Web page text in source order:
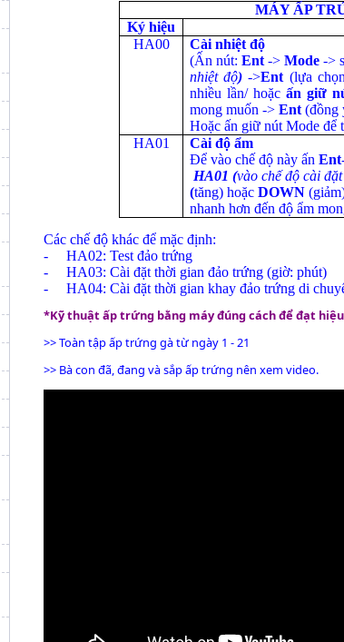
MÁY ẤP
Ký hiệu
HA00
Cài nhiệt độ
(Ấn nút:Ent ->Mode ->
nhiệt độ) ->Ent (lựa
nhiều lần/ hoặc ấn giữ
mong muốn ->Ent(đồng
Hoặc ấn giữ nút Mode để
HA01
Cài độ ẩm
Để vào chế độ này ấnEnt
HA01 (vào chế độ cài
(tăng) hoặc DOWN
nhanh hơn đến độ ẩm
Các chế độ khác để mặc định:
-
HA02: Test đảo trứng
-
HA03: Cài đặt thời gian đảo trứng (giờ: phút)
-
HA04: Cài đặt thời gian khay đảo trứng di
*Kỹ thuật ấp trứng bằng máy đúng cách để đạt
>> Toàn tập ấp trứng gà từ ngày 1 - 21
>> Bà con đã, đang và sắp ấp trứng nên xem video.